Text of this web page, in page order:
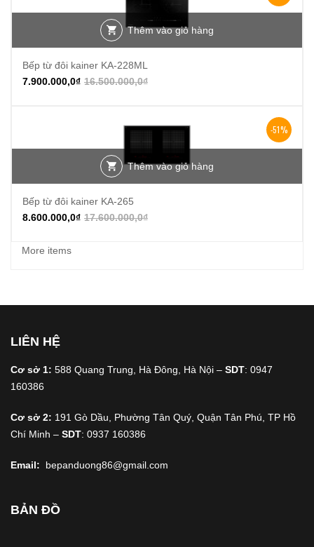
Thêm vào giỏ hàng
Bếp từ đôi kainer KA-228ML
16.500.000,0₫
7.900.000,0₫
-51%
Thêm vào giỏ hàng
Bếp từ đôi kainer KA-265
17.600.000,0₫
8.600.000,0₫
More items
LIÊN HỆ
Cơ sở 1: 588 Quang Trung, Hà Đông, Hà Nội – SDT: 0947
160386
Cơ sở 2: 191 Gò Dầu, Phường Tân Quý, Quận Tân Phú, TP Hồ
Chí Minh – SDT: 0937 160386
Email: bepanduong86@gmail.com
BẢN ĐỒ